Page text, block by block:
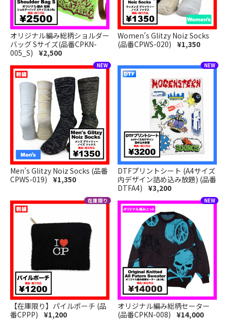
オリジナル編み総柄ショルダー
バッグ Sサイズ(品番CPKN-
005_S) ¥2,500
Women's Glitzy Noiz Socks
(品番CPWS-020) ¥1,350
Men's Glitzy Noiz Socks (品番
CPWS-019) ¥1,350
DTFプリントシート (A4サイズ
内デザイン詰め込み放題) (品番
DTFA4) ¥3,200
【在庫限り】パイルポーチ (品
番CPPP) ¥1,200
オリジナル編み総柄セーター
(品番CPKN-008) ¥14,000